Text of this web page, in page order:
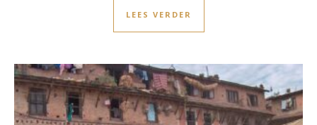
LEES VERDER